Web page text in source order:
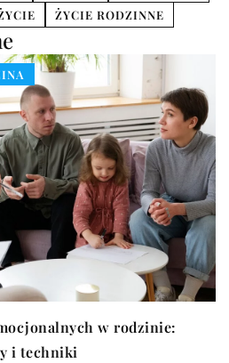
ŻYCIE RODZINNE
w rodzinie:
i techniki